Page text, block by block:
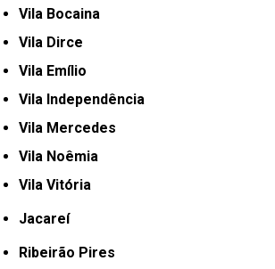
Vila Bocaina
Vila Dirce
Vila Emílio
Vila Independência
Vila Mercedes
Vila Noêmia
Vila Vitória
Jacareí
Ribeirão Pires